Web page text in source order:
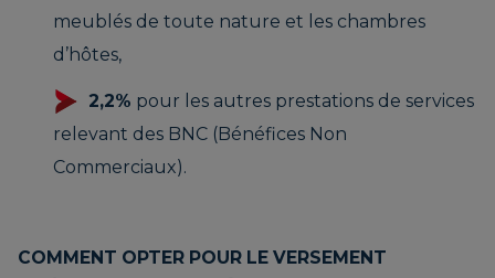
meublés de toute nature et les chambres
d’hôtes,
2,2% pour les autres prestations de services
relevant des BNC (Bénéfices Non
Commerciaux).
COMMENT OPTER POUR LE VERSEMENT